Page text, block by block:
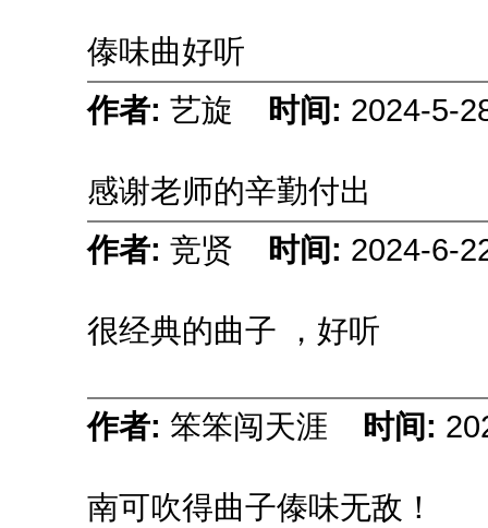
傣味曲好听
作者: 艺旋 时间: 2024-5-
感谢老师的辛勤付出
作者: 竞贤 时间: 2024-6-
很经典的曲子 ，好听
作者: 笨笨闯天涯 时间:
南可吹得曲子傣味无敌！